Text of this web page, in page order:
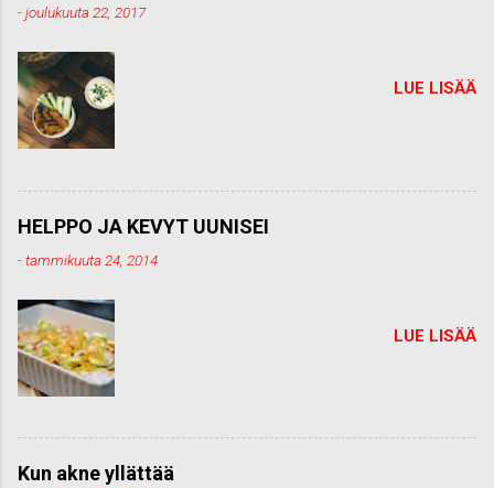
-joulukuuta 22, 2017
LUE LISÄÄ
HELPPO JA KEVYT UUNISEI
-tammikuuta 24, 2014
LUE LISÄÄ
Kun akne yllättää